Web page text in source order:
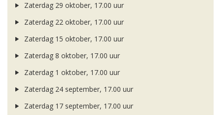
Zaterdag 29 oktober, 17.00 uur
Zaterdag 22 oktober, 17.00 uur
Zaterdag 15 oktober, 17.00 uur
Zaterdag 8 oktober, 17.00 uur
Zaterdag 1 oktober, 17.00 uur
Zaterdag 24 september, 17.00 uur
Zaterdag 17 september, 17.00 uur